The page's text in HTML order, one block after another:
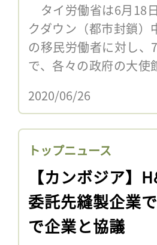
タイ労働省は6月18
クダウン（都市封鎖
の移民労働者に対し
で、各々の政府の大使
2020/06/26
トップニュース
【カンボジア】
委託先縫製企業
で企業と協議